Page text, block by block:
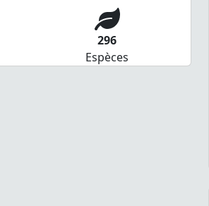
296
Espèces